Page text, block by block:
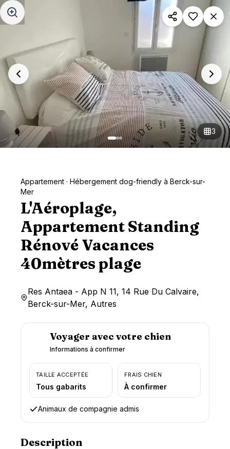
Aller au contenu principal
3
Appartement · Hébergement dog-friendly à Berck-sur-
Mer
L'Aéroplage,
Appartement Standing
Rénové Vacances
40mètres plage
Res Antaea - App N 11, 14 Rue Du Calvaire,
Berck-sur-Mer, Autres
Voyager avec votre chien
Informations à confirmer
TAILLE ACCEPTÉE
Tous gabarits
FRAIS CHIEN
À confirmer
Animaux de compagnie admis
Description